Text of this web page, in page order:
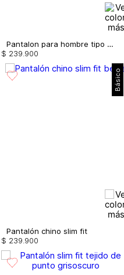
Pantalon para hombre tipo chino slim fit
$ 239 900
Básico
Pantalón chino slim fit
$ 239 900